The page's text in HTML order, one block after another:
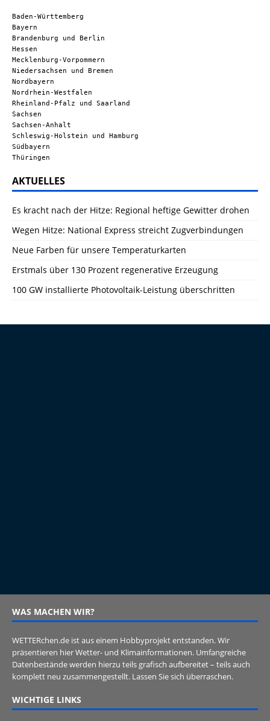
Baden-Württemberg
Bayern
Brandenburg und Berlin
Hessen
Mecklenburg-Vorpommern
Niedersachsen und Bremen
Nordbayern
Nordrhein-Westfalen
Rheinland-Pfalz und Saarland
Sachsen
Sachsen-Anhalt
Schleswig-Holstein und Hamburg
Südbayern
Thüringen
AKTUELLES
Es kracht nach der Hitze: Regional heftige Gewitter drohen
Wegen Hitze: National Express streicht Zugverbindungen
Neue Farben für unsere Temperaturkarten
Erstmals über 130 Prozent regenerative Erzeugung
100 GW installierte Photovoltaik-Leistung überschritten
WAS MACHEN WIR?
WETTERchen.de ist aus einem Hobbyprojekt entstanden. Wir
präsentieren hier Wetter- und Klimainformationen. Umfangreiche
Datenbestände werden hierzu teils grafisch aufbereitet – teils auch
komplett neu zusammengestellt. Lassen Sie sich überraschen.
WICHTIGE LINKS